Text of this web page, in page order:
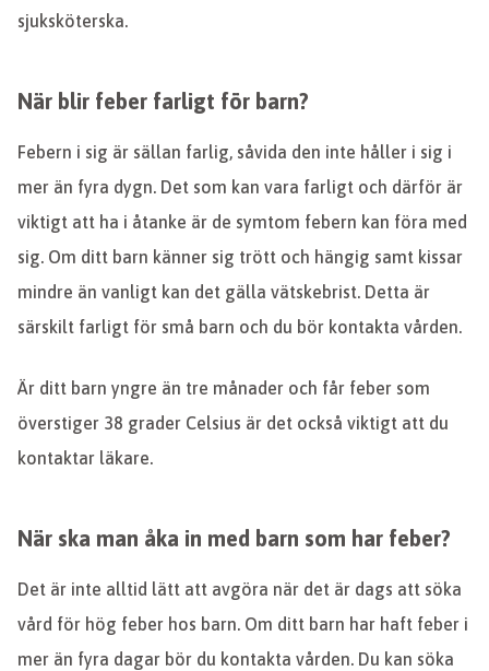
sjuksköterska.
När blir feber farligt för barn?
Febern i sig är sällan farlig, såvida den inte håller i sig i
mer än fyra dygn. Det som kan vara farligt och därför är
viktigt att ha i åtanke är de symtom febern kan föra med
sig. Om ditt barn känner sig trött och hängig samt kissar
mindre än vanligt kan det gälla vätskebrist. Detta är
särskilt farligt för små barn och du bör kontakta vården.
Är ditt barn yngre än tre månader och får feber som
överstiger 38 grader Celsius är det också viktigt att du
kontaktar läkare.
När ska man åka in med barn som har feber?
Det är inte alltid lätt att avgöra när det är dags att söka
vård för hög feber hos barn. Om ditt barn har haft feber i
mer än fyra dagar bör du kontakta vården. Du kan söka